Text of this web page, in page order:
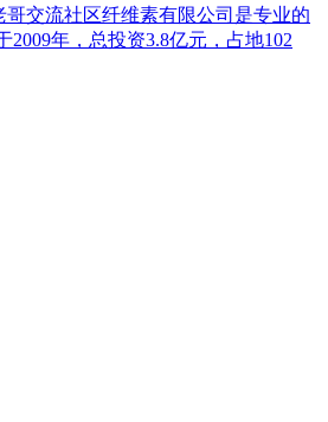
哥交流社区纤维素有限公司是专业的
2009年，总投资3.8亿元，占地102